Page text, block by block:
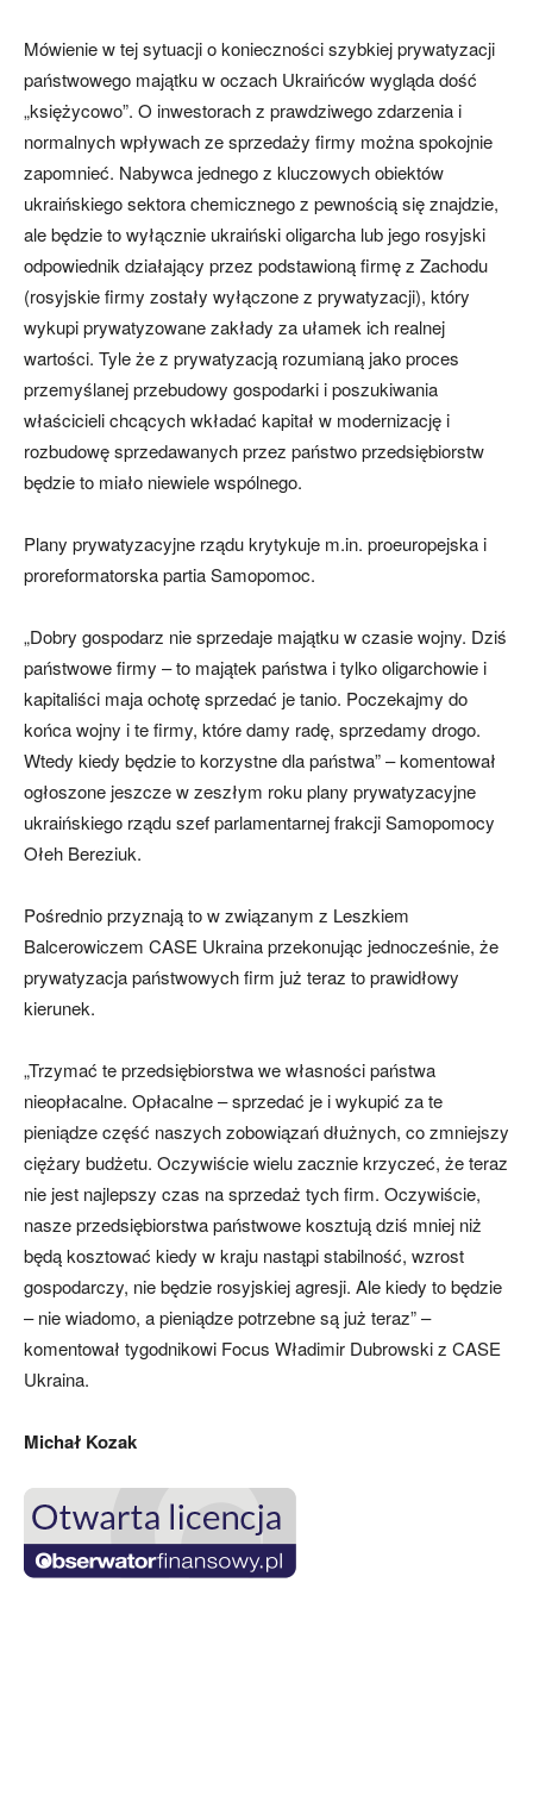
Mówienie w tej sytuacji o konieczności szybkiej prywatyzacji
państwowego majątku w oczach Ukraińców wygląda dość
„księżycowo”. O inwestorach z prawdziwego zdarzenia i
normalnych wpływach ze sprzedaży firmy można spokojnie
zapomnieć. Nabywca jednego z kluczowych obiektów
ukraińskiego sektora chemicznego z pewnością się znajdzie,
ale będzie to wyłącznie ukraiński oligarcha lub jego rosyjski
odpowiednik działający przez podstawioną firmę z Zachodu
(rosyjskie firmy zostały wyłączone z prywatyzacji), który
wykupi prywatyzowane zakłady za ułamek ich realnej
wartości. Tyle że z prywatyzacją rozumianą jako proces
przemyślanej przebudowy gospodarki i poszukiwania
właścicieli chcących wkładać kapitał w modernizację i
rozbudowę sprzedawanych przez państwo przedsiębiorstw
będzie to miało niewiele wspólnego.
Plany prywatyzacyjne rządu krytykuje m.in. proeuropejska i
proreformatorska partia Samopomoc.
„Dobry gospodarz nie sprzedaje majątku w czasie wojny. Dziś
państwowe firmy – to majątek państwa i tylko oligarchowie i
kapitaliści maja ochotę sprzedać je tanio. Poczekajmy do
końca wojny i te firmy, które damy radę, sprzedamy drogo.
Wtedy kiedy będzie to korzystne dla państwa” – komentował
ogłoszone jeszcze w zeszłym roku plany prywatyzacyjne
ukraińskiego rządu szef parlamentarnej frakcji Samopomocy
Ołeh Bereziuk.
Pośrednio przyznają to w związanym z Leszkiem
Balcerowiczem CASE Ukraina przekonując jednocześnie, że
prywatyzacja państwowych firm już teraz to prawidłowy
kierunek.
„Trzymać te przedsiębiorstwa we własności państwa
nieopłacalne. Opłacalne – sprzedać je i wykupić za te
pieniądze część naszych zobowiązań dłużnych, co zmniejszy
ciężary budżetu. Oczywiście wielu zacznie krzyczeć, że teraz
nie jest najlepszy czas na sprzedaż tych firm. Oczywiście,
nasze przedsiębiorstwa państwowe kosztują dziś mniej niż
będą kosztować kiedy w kraju nastąpi stabilność, wzrost
gospodarczy, nie będzie rosyjskiej agresji. Ale kiedy to będzie
– nie wiadomo, a pieniądze potrzebne są już teraz” –
komentował tygodnikowi Focus Władimir Dubrowski z CASE
Ukraina.
Michał Kozak